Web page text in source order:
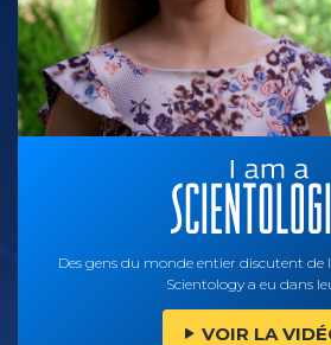
Des gens du monde entier discutent de
Scientology a eu dans
VOIR LA